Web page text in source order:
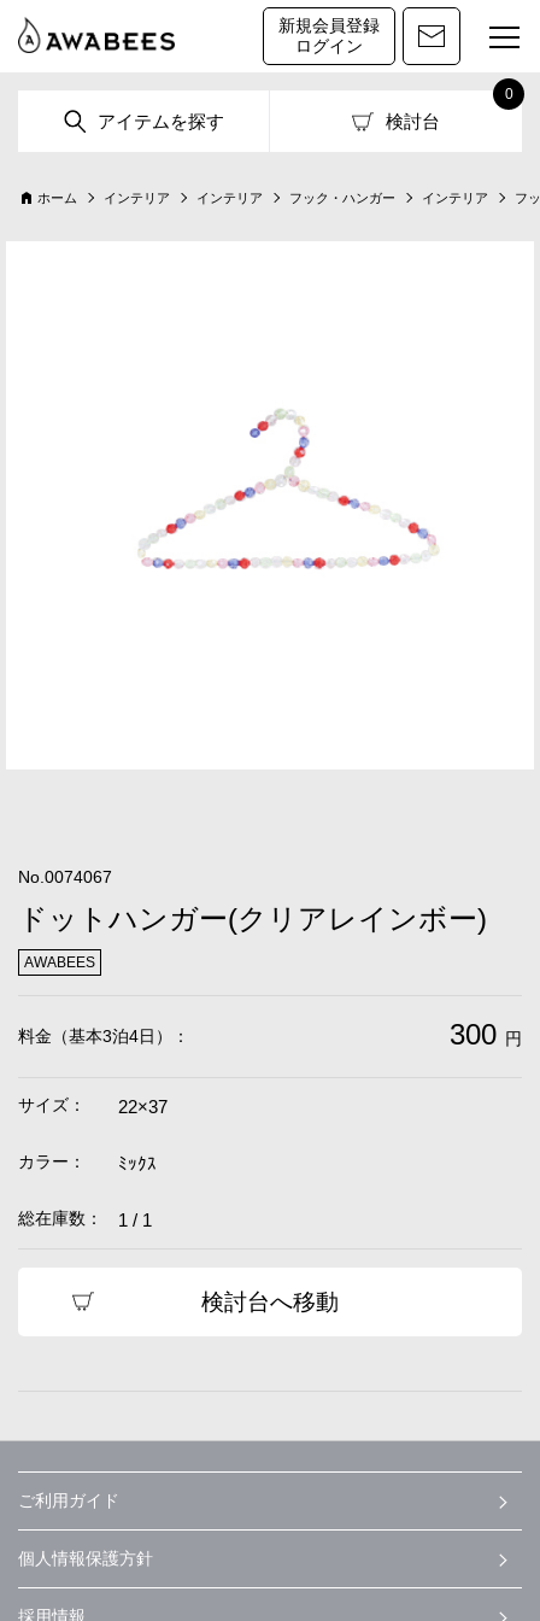
新規会員登録
ログイン
アイテムを探す 検討台
0
ホーム インテリア インテリア フック・ハンガー インテリア フ
No.0074067
ドットハンガー(クリアレインボー)
AWABEES
料金（基本3泊4日）： 300 円
サイズ： 22×37
カラー： ﾐｯｸｽ
総在庫数： 1 / 1
検討台へ移動
ご利用ガイド
個人情報保護方針
採用情報